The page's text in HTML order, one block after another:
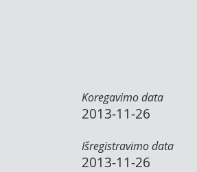
Koregavimo data
2013-11-26
Išregistravimo data
2013-11-26